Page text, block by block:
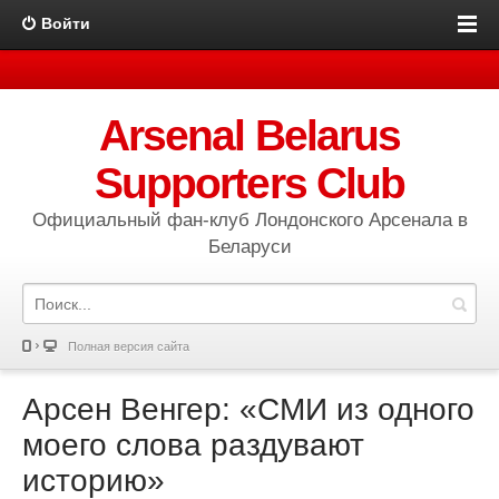
Войти
Arsenal Belarus
Supporters Club
Официальный фан-клуб Лондонского Арсенала в
Беларуси
Полная версия сайта
Арсен Венгер: «СМИ из одного
моего слова раздувают
историю»